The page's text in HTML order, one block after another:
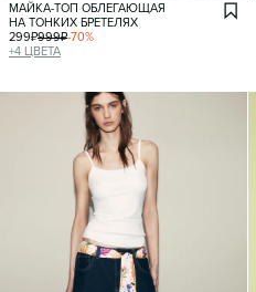
МАЙКА-ТОП ОБЛЕГАЮЩАЯ
НА ТОНКИХ БРЕТЕЛЯХ
299₽999₽-70%
+4 ЦВЕТА